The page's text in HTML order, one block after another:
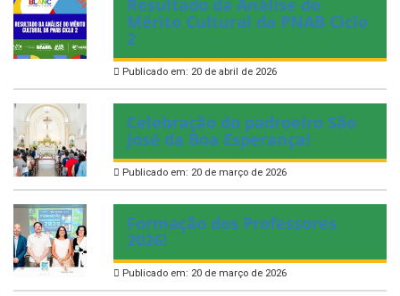
Resultado da Análise do
Mérito Cultural da PNAB Ciclo
2
Publicado em: 20 de abril de 2026
Celebração do padroeiro São
José da Boa Esperança!
Publicado em: 20 de março de 2026
Formação dos Professores
2026!
Publicado em: 20 de março de 2026